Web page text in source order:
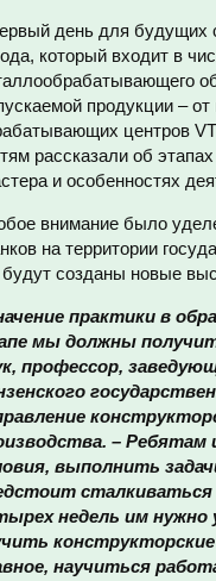
день для будущих
который входит в
продукции –
центров
рассказали об
и особенностях
внимание было
на территории
будут созданы новые
практики в
мы должны
профессор,
– Ребятам
выполнить
сталкиваться
недель им нужно
научиться